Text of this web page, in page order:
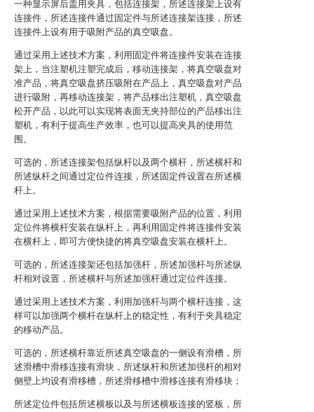
一种显示屏后盖用夹具，包括连接架，所述连接架上设有
连接件，所述连接件通过固定件与所述连接架连接，所述
连接件上设有用于吸附产品的真空吸盘。
通过采用上述技术方案，利用固定件将连接件安装在连接
架上，当注塑机注塑完成后，移动连接架，将真空吸盘对
准产品，将真空吸盘挤压吸附在产品上，真空吸盘对产品
进行吸附，再移动连接架，将产品移出注塑机，真空吸盘
松开产品，以此可以实现将表面无夹持部位的产品移出注
塑机，有利于提高生产效率，也可以提高夹具的使用范
围。
可选的，所述连接架包括纵杆以及两个横杆，所述横杆和
所述纵杆之间通过定位件连接，所述固定件设置在所述横
杆上。
通过采用上述技术方案，根据需要吸附产品的位置，利用
定位件将横杆安装在纵杆上，再利用固定件将连接件安装
在横杆上，即可方便快捷的将真空吸盘安装在横杆上。
可选的，所述连接架还包括加强杆，所述加强杆与所述纵
杆相对设置，所述横杆与所述加强杆通过定位件连接。
通过采用上述技术方案，利用加强杆与两个横杆连接，这
样可以加强两个横杆在纵杆上的稳定性，有利于夹具稳定
的移动产品。
可选的，所述横杆靠近所述真空吸盘的一侧设有滑槽，所
述滑槽中滑移连接有滑块，所述纵杆和所述加强杆的相对
侧壁上均设有滑移槽，所述滑移槽中滑移连接有滑移块；
所述定位件包括所述横板以及与所述横板连接的竖板，所